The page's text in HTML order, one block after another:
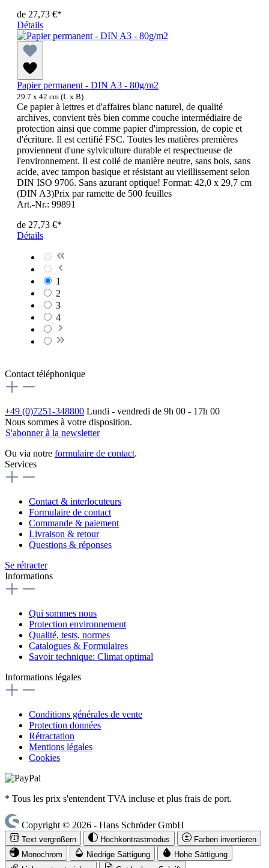
de 27,73 €*
Détails
Papier permanent - DIN A3 - 80g/m2
29.7 x 42 cm (L x B)
Ce papier à lettres et d'affaires blanc naturel, de qualité
archives, convient très bien comme couche intermédiaire de
protection ainsi que comme papier d'impression, de copie et
d'écriture. Il est certifié FSC. Toutes les matières premières
proviennent d'une sylviculture durable et respectueuse de
l'environnement. Il est collé de manière neutre, sans bois, sans
acide, avec tampon basique et résistant au vieillissement selon
DIN ISO 9706. Sans azurant optique! Format: 42,0 x 29,7 cm
(DIN A3)Prix par ramette de 500 feuilles
Art.-Nr.: 99891
de 27,73 €*
Détails
1
2
3
4
Contact téléphonique
+49 (0)7251-348800 Lundi - vendredi de 9h 00 - 17h 00
Nous sommes à votre disposition.
S'abonner à la newsletter
Ou via notre formulaire de contact.
Services
Contact & interlocuteurs
Formulaire de contact
Commande & paiement
Livraison & retour
Questions & réponses
Se rétracter
Informations
Qui sommes nous
Protection environnement
Qualité, tests, normes
Catalogues & Formulaires
Savoir technique: Climat optimal
Informations légales
Conditions générales de vente
Protection données
Rétractation
Mentions légales
Cookies
* Tous les prix s'entendent TVA incluse et plus frais de port.
Copyright © 2026 - Hans Schröder GmbH
Text vergrößern Hochkontrastmodus
Farben invertieren
Monochrom
Niedrige Sättigung
Hohe Sättigung